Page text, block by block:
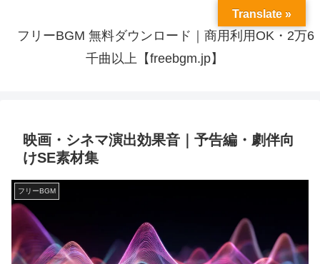
フリーBGM 無料ダウンロード｜商用利用OK・2万6
千曲以上【freebgm.jp】
映画・シネマ演出効果音｜予告編・劇伴向
けSE素材集
フリーBGM
Translate »